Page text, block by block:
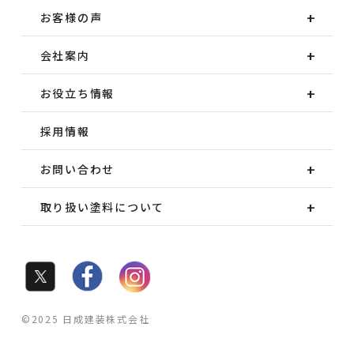
お客様の声
会社案内
お役立ち情報
採用情報
お問い合わせ
取り扱い塗料について
©2025 日成建装株式会社